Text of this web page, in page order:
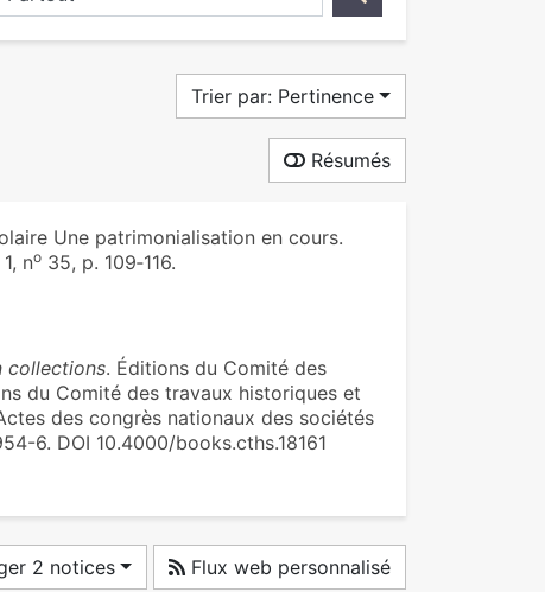
Trier par: Pertinence
Résumés
Une patrimonialisation en cours.
no35, p. 109‑116.
collections. Éditions du Comité des
du Comité des travaux historiques et
des congrès nationaux des sociétés
6. DOI 10.4000/books.cths.18161
2 notices Flux web personnalisé